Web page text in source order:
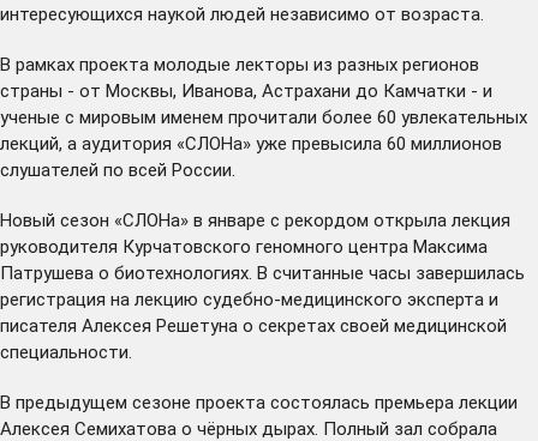
интересующихся наукой людей независимо от возраста.
В рамках проекта молодые лекторы из разных регионов
страны - от Москвы, Иванова, Астрахани до Камчатки - и
ученые с мировым именем прочитали более 60 увлекательных
лекций, а аудитория «СЛОНа» уже превысила 60 миллионов
слушателей по всей России.
Новый сезон «СЛОНа» в январе с рекордом открыла лекция
руководителя Курчатовского геномного центра Максима
Патрушева о биотехнологиях. В считанные часы завершилась
регистрация на лекцию судебно-медицинского эксперта и
писателя Алексея Решетуна о секретах своей медицинской
специальности.
В предыдущем сезоне проекта состоялась премьера лекции
Алексея Семихатова о чёрных дырах. Полный зал собрала